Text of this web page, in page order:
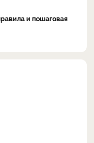
и пошаговая